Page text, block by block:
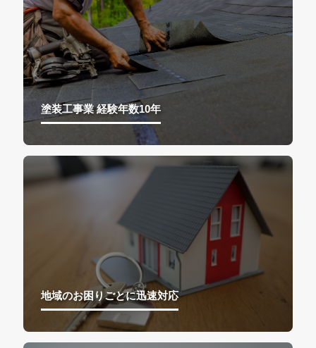
塗装工事業 経験年数10年
地域のお困りごとに迅速対応